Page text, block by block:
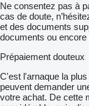
Ne consentez pas à
cas de doute,
et des documents
documents ou
Prépaiement douteux
C'est l'arnaque la
peuvent demander
votre achat. De cette